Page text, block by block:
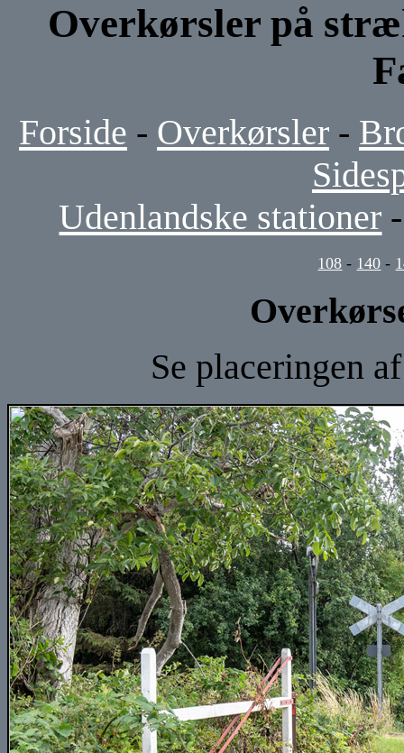
Overkørsler på
Forside - Overkørsler -
Udenlandske stationer
108 - 140 -
Se placeringen